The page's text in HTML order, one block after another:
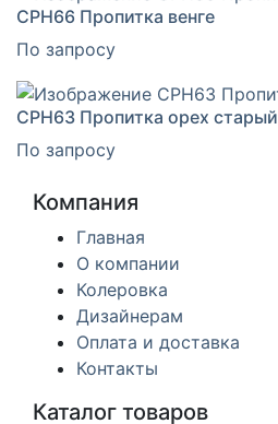
CPH66 Пропитка венге
По запросу
CPH63 Пропитка орех старый
По запросу
Компания
Главная
О компании
Колеровка
Дизайнерам
Оплата и доставка
Контакты
Каталог товаров